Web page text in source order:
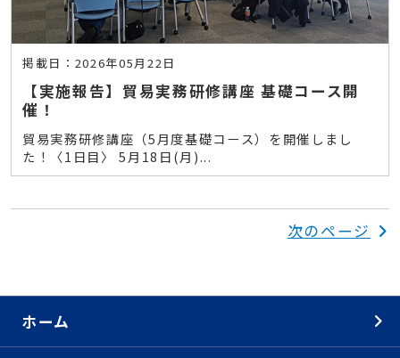
掲載日：2026年05月22日
【実施報告】貿易実務研修講座 基礎コース開
催！
貿易実務研修講座（5月度基礎コース）を開催しまし
た！〈1日目〉 5月18日(月)...
次のページ
ホーム